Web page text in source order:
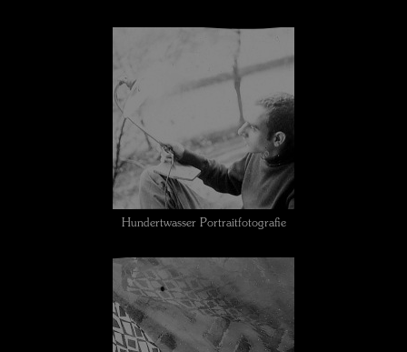
Hundertwasser Portraitfotografie